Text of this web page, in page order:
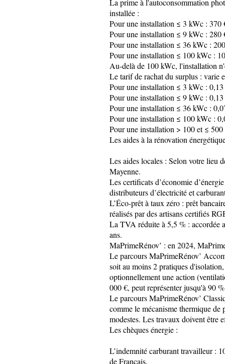
La prime à l'autoconsommation
installée :
Pour une installation ≤ 3 kWc : 370
Pour une installation ≤ 9 kWc : 280
Pour une installation ≤ 36 kWc :
Pour une installation ≤ 100 kWc :
Au-delà de 100 kWc, l'installation
Le tarif de rachat du surplus : varie
Pour une installation ≤ 3 kWc :
Pour une installation ≤ 9 kWc :
Pour une installation ≤ 36 kWc :
Pour une installation ≤ 100 kWc :
Pour une installation > 100 et ≤
Les aides à la rénovation
Les aides locales : Selon votre lieu
Mayenne.
Les certificats d’économie
distributeurs d’électricité et
L’Éco-prêt à taux zéro : prêt
réalisés par des artisans certifiés
La TVA réduite à 5,5 % : accordée
ans.
MaPrimeRénov’ : en 2024,
Le parcours MaPrimeRénov’
soit au moins 2 pratiques
optionnellement une action
000 €, peut représenter jusqu'à 90
Le parcours MaPrimeRénov’
comme le mécanisme thermique de
modestes. Les travaux doivent être
Les chèques énergie :
L’indemnité carburant travailleur :
de Français.